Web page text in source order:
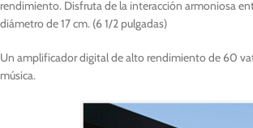
rendimiento. Disfruta de la interacción armoniosa
diámetro de 17 cm. (6 1/2 pulgadas)
Un amplificador digital de alto rendimiento de 60
música.